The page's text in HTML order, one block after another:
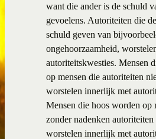
want die ander is de schuld
gevoelens. Autoriteiten die
schuld geven van
ongehoorzaamheid,
autoriteitskwesties. Mensen
op mensen die autoriteiten
worstelen innerlijk met
Mensen die hoos worden op
zonder nadenken autoriteiten
worstelen innerlijk met